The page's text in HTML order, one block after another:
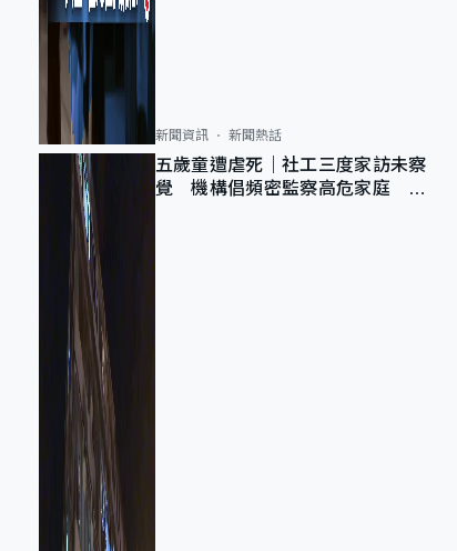
新聞資訊 新聞熱話
五歲童遭虐死｜社工三度家訪未察
覺 機構倡頻密監察高危家庭 管